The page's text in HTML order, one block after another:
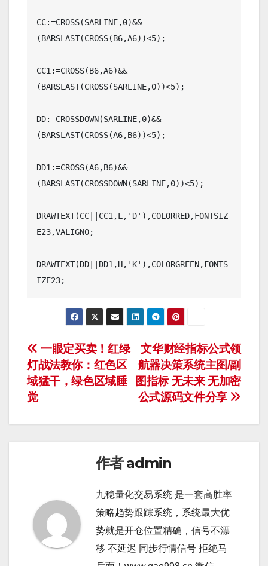
CC:=CROSS(SARLINE,0)&&
(BARSLAST(CROSS(B6,A6))<5);
CC1:=CROSS(B6,A6)&&
(BARSLAST(CROSS(SARLINE,0))<5);
DD:=CROSSDOWN(SARLINE,0)&&
(BARSLAST(CROSS(A6,B6))<5);
DD1:=CROSS(A6,B6)&&
(BARSLAST(CROSSDOWN(SARLINE,0))<5);
DRAWTEXT(CC||CC1,L,'D'),COLORRED,FONTSIZ
E23,VALIGN0;
DRAWTEXT(DD||DD1,H,'K'),COLORGREEN,FONTS
IZE23;
文
章
导
航
文华财经指标公式领
航器决策系统主图/副
图指标 无未来 无加密
公式源码文件分享
一眼定买卖！红绿
灯战法教你：红色区
域猛干，绿色区域睡
觉
作者admin
九稳量化交易系统 是一套高胜率
策略趋势跟踪系统，系统最大优
势就是开仓位置精确，信号不漂
移 不延迟 同步行情信号 拒绝马